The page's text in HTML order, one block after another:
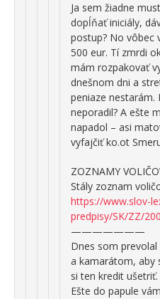
Ja sem žiadne
dopĺňať iniciály,
postup? No vôbec
500 eur. Tí zmrdi
mám rozpakovať
dnešnom dni a
peniaze nestarám.
neporadil? A ešte
napadol – asi
vyfajčiť ko.ot
ZOZNAMY
Stály zoznam
https://www.slov-
predpisy/SK/ZZ/
———————
Dnes som
a kamarátom, aby
si ten kredit
Ešte do papule